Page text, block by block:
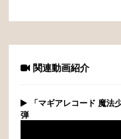
関連動画紹介
「マギアレコード 魔
弾